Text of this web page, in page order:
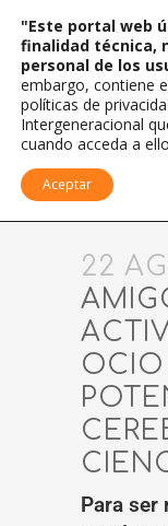
22
Para ser
"Este portal web
finalidad técnica,
personal de los
embargo, contiene
políticas de
Intergeneracional
cuando acceda a
Aceptar